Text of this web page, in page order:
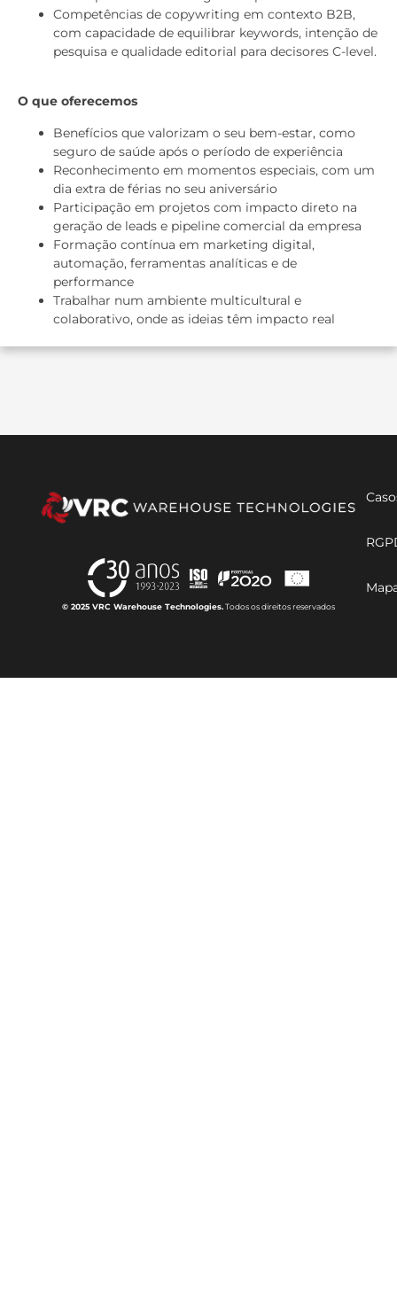
Competências de copywriting em contexto B2B,
com capacidade de equilibrar keywords, intenção de
pesquisa e qualidade editorial para decisores C-level.
O que oferecemos
Benefícios que valorizam o seu bem-estar, como
seguro de saúde após o período de experiência
Reconhecimento em momentos especiais, com um
dia extra de férias no seu aniversário
Participação em projetos com impacto direto na
geração de leads e pipeline comercial da empresa
Formação contínua em marketing digital,
automação, ferramentas analíticas e de
performance
Trabalhar num ambiente multicultural e
colaborativo, onde as ideias têm impacto real
© 2025 VRC Warehouse Technologies.Todos os direitos reservados